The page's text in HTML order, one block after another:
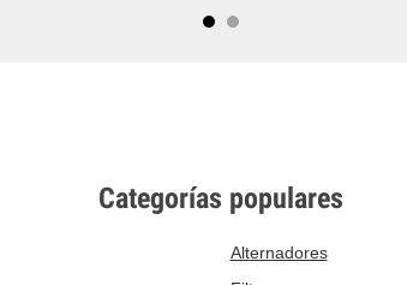
Categorías populares
Alternadores